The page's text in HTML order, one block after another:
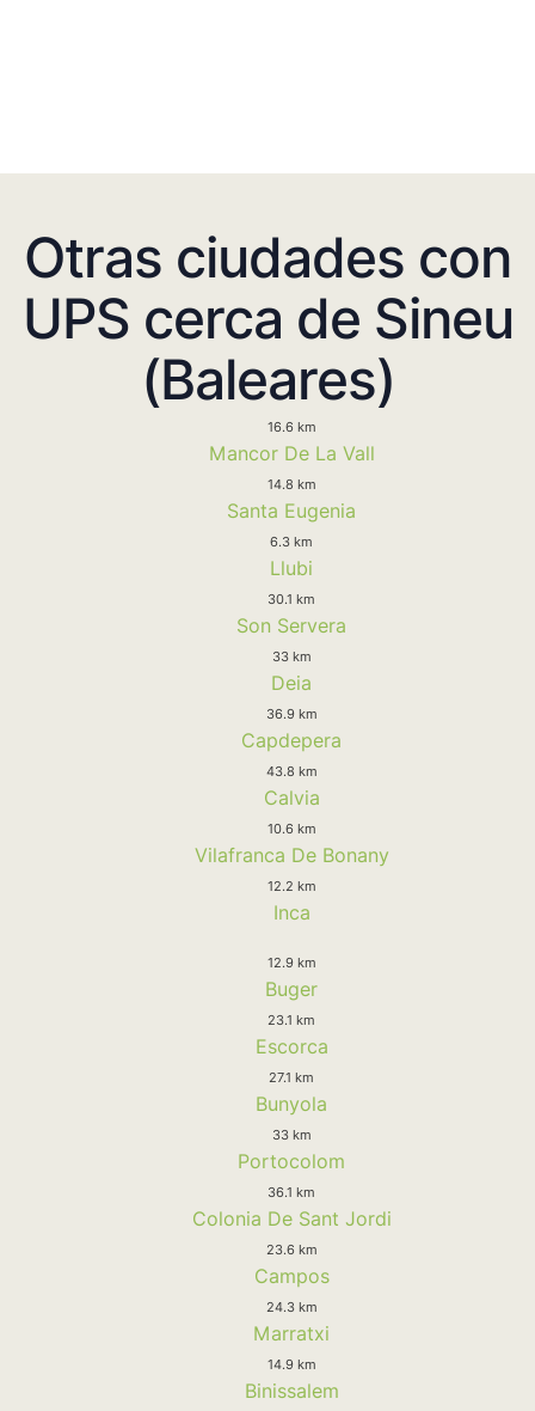
Otras ciudades con
UPS cerca de Sineu
(Baleares)
16.6 km
Mancor De La Vall
14.8 km
Santa Eugenia
6.3 km
Llubi
30.1 km
Son Servera
33 km
Deia
36.9 km
Capdepera
43.8 km
Calvia
10.6 km
Vilafranca De Bonany
12.2 km
Inca
12.9 km
Buger
23.1 km
Escorca
27.1 km
Bunyola
33 km
Portocolom
36.1 km
Colonia De Sant Jordi
23.6 km
Campos
24.3 km
Marratxi
14.9 km
Binissalem